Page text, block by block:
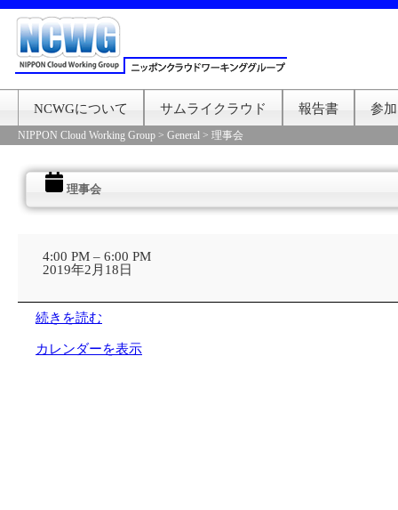
NCWGについて サムライクラウド 報告書 参
NIPPON Cloud Working Group > General > 理事会
理事会
4:00 PM – 6:00 PM
2019年2月18日
続きを読む
カレンダーを表示